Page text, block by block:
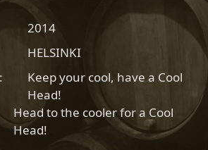
2014
HELSINKI
Keep your cool, have a Cool
Head!
Head to the cooler for a Cool
Head!